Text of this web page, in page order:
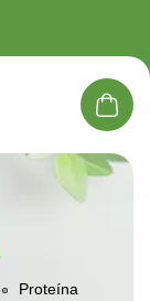
Proteína